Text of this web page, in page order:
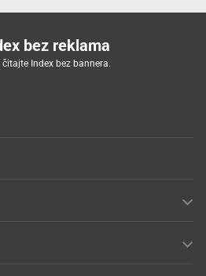
bez reklama
Index bez bannera.